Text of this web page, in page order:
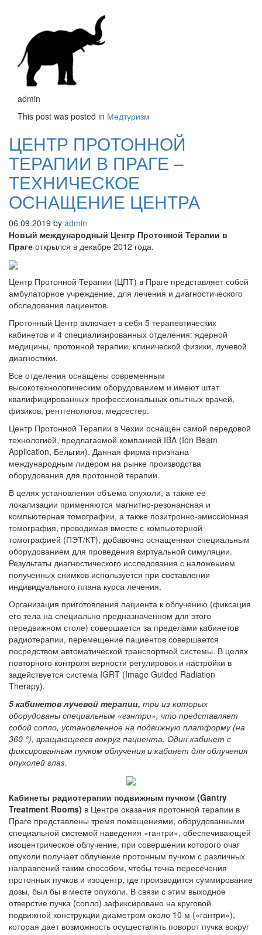
admin
This post was posted in Медтуризм
ЦЕНТР ПРОТОННОЙ
ТЕРАПИИ В ПРАГЕ –
ТЕХНИЧЕСКОЕ
ОСНАЩЕНИЕ ЦЕНТРА
06.09.2019 by admin
Новый международный Центр Протонной Терапии в
Праге открылся в декабре 2012 года.
Центр Протонной Терапии (ЦПТ) в Праге представляет собой
амбулаторное учреждение, для лечения и диагностического
обследования пациентов.
Протонный Центр включает в себя 5 терапевтических
кабинетов и 4 специализированных отделения: ядерной
медицины, протонной терапии, клинической физики, лучевой
диагностики.
Все отделения оснащены современным
высокотехнологическим оборудованием и имеют штат
квалифицированных профессиональных опытных врачей,
физиков, рентгенологов, медсестер.
Центр Протонной Терапии в Чехии оснащен самой передовой
технологией, предлагаемой компанией IBA (Ion Beam
Application, Бельгия). Данная фирма признана
международным лидером на рынке производства
оборудования для протонной терапии.
В целях установления объема опухоли, а также ее
локализации применяются магнитно-резонансная и
компьютерная томографии, а также позитронно-эмиссионная
томография, проводимая вместе с компьютерной
томографией (ПЭТ/КТ), добавочно оснащенная специальным
оборудованием для проведения виртуальной симуляции.
Результаты диагностического исследования с наложением
полученных снимков используется при составлении
индивидуального плана курса лечения.
Организация приготовления пациента к облучению (фиксация
его тела на специально предназначенном для этого
передвижном столе) совершается за пределами кабинетов
радиотерапии, перемещение пациентов совершается
посредством автоматической транспортной системы. В целях
повторного контроля верности регулировок и настройки в
задействуется система IGRT (Image Guided Radiation
Therapy).
5 кабинетов лучевой терапии, три из которых
оборудованы специальным «гэнтри», что представляет
собой сопло, установленное на подвижную платформу (на
360 °), вращающееся вокруг пациента. Один кабинет с
фиксированным пучком облучения и кабинет для облучения
опухолей глаз.
Кабинеты радиотерапии подвижным пучком (Gantry
Treatment Rooms) в Центре оказания протонной терапии в
Праге представлены тремя помещениями, оборудованными
специальной системой наведения «гантри», обеспечивающей
изоцентрическое облучение, при совершении которого очаг
опухоли получает облучение протонным пучком с различных
направлений таким способом, чтобы точка пересечения
протонных пучков и изоцентр, где производится суммирование
дозы, был бы в месте опухоли. В связи с этим выходное
отверстие пучка (сопло) зафиксировано на круговой
подвижной конструкции диаметром около 10 м («гантри»),
которая дает возможность осуществлять поворот пучка вокруг